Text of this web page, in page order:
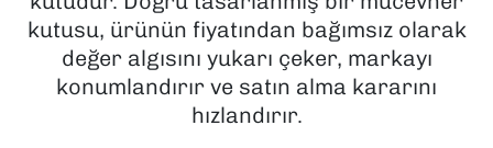
kutusu, ürünün fiyatından bağımsız olarak
değer algısını yukarı çeker, markayı
konumlandırır ve satın alma kararını
hızlandırır.
SAĞLIK
SPOR